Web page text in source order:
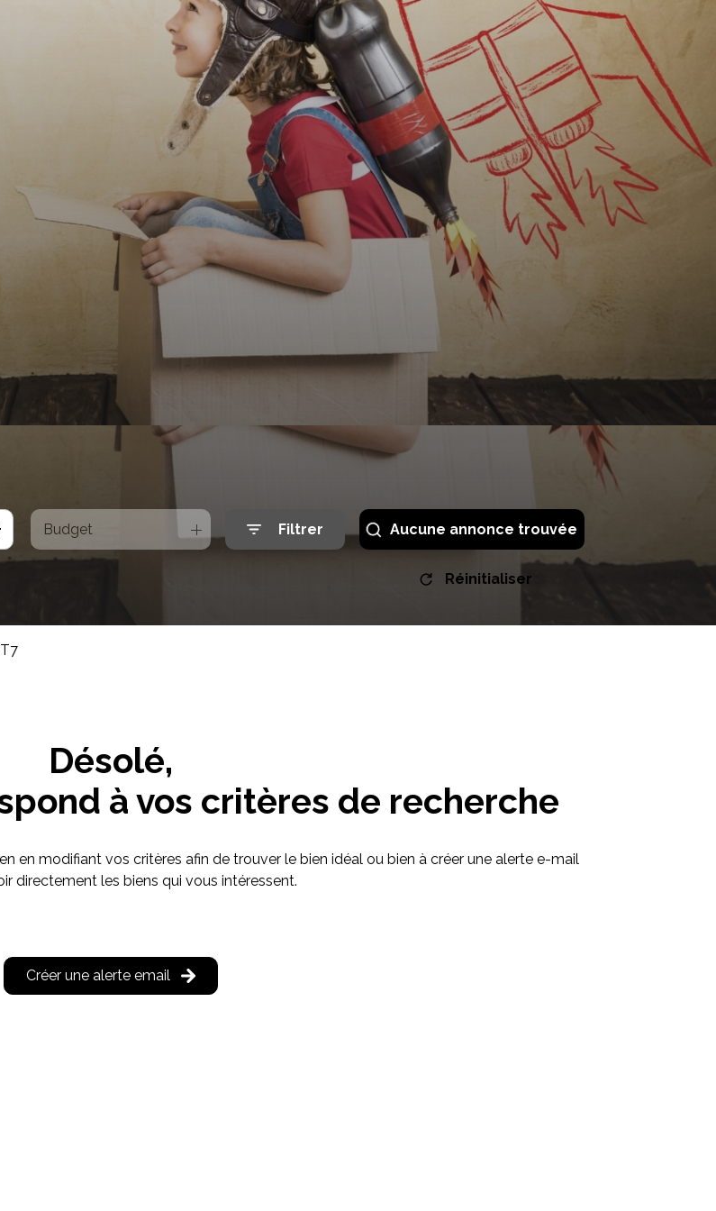
Budget Filtrer Aucune annonce trouvée
Réinitialiser
T7
Désolé,
à vos critères de recherche
en modifiant vos critères afin de trouver le bien idéal ou bien à créer une alerte e-mail
directement les biens qui vous intéressent.
Créer une alerte email